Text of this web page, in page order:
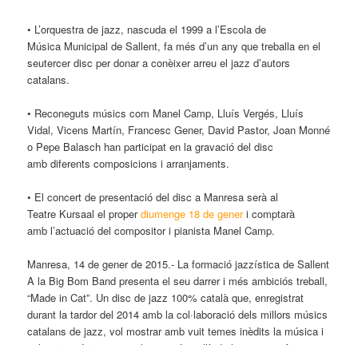
• L’orquestra de jazz, nascuda el 1999 a l’Escola de
Música Municipal de Sallent, fa més d’un any que treballa en el
seutercer disc per donar a conèixer arreu el jazz d’autors
catalans.
• Reconeguts músics com Manel Camp, Lluís Vergés, Lluís
Vidal, Vicens Martín, Francesc Gener, David Pastor, Joan Monné
o Pepe Balasch han participat en la gravació del disc
amb diferents composicions i arranjaments.
• El concert de presentació del disc a Manresa serà al
Teatre Kursaal el properdiumenge 18 de generi comptarà
amb l’actuació del compositor i pianista Manel Camp.
Manresa, 14 de gener de 2015.- La formació jazzística de Sallent
A la Big Bom Band presenta el seu darrer i més ambiciós treball,
“Made in Cat”. Un disc de jazz 100% català que, enregistrat
durant la tardor del 2014 amb la col·laboració dels millors músics
catalans de jazz, vol mostrar amb vuit temes inèdits la música i